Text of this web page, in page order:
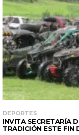
DEPORTES
INVITA SECRETARÍA
TRADICIÓN ESTE FIN